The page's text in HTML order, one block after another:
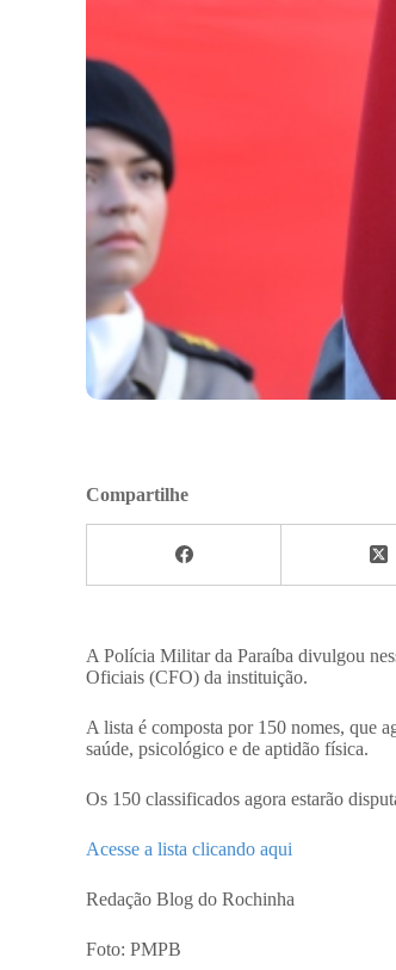
Compartilhe
A Polícia Militar da Paraíba divulgou
Oficiais (CFO) da instituição.
A lista é composta por 150 nomes, que
saúde, psicológico e de aptidão física.
Os 150 classificados agora estarão
Acesse a lista clicando aqui
Redação Blog do Rochinha
Foto: PMPB